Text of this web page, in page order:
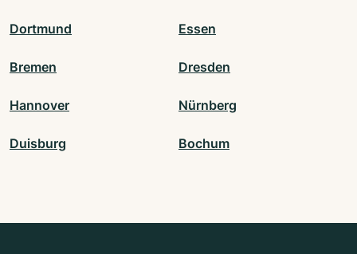
Dortmund Essen
Bremen Dresden
Hannover Nürnberg
Duisburg Bochum